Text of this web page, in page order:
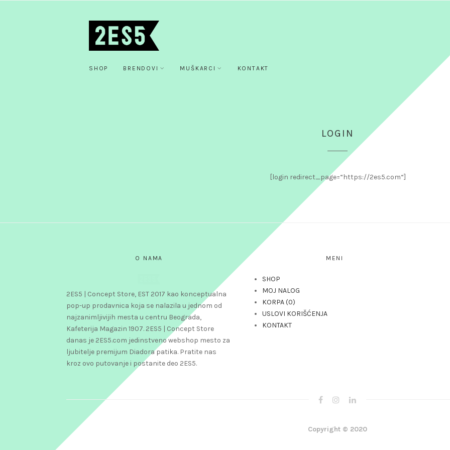
SHOP BRENDOVI MUŠKARCI KONTAKT
LOGIN
[login redirect_page=“https://2es5.com“]
O NAMA
2ES5 | Concept Store, EST 2017 kao konceptualna
pop-up prodavnica koja se nalazila u jednom od
najzanimljivijih mesta u centru Beograda,
Kafeterija Magazin 1907. 2ES5 | Concept Store
danas je 2ES5.com jedinstveno webshop mesto za
ljubitelje premijum Diadora patika. Pratite nas
kroz ovo putovanje i ​​postanite deo 2ES5.
MENI
SHOP
MOJ NALOG
KORPA 0
USLOVI KORIŠĆENJA
KONTAKT
Copyright © 2020